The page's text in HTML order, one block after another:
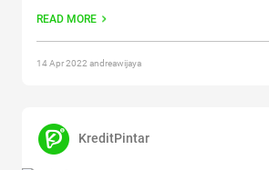
jadi lebih mahal
READ MORE
14 Apr 2022 andreawijaya
KreditPintar